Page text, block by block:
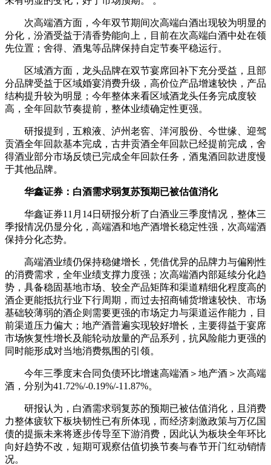
次高端酒方面，今年双节期间次高端白酒出现较为明显的
分化，汾酒受益于清香势能向上，目前在次高端白酒中处在领
先位置；舍得、酒鬼等品牌保持自定节奏平稳运行。
区域酒方面，龙头品牌在双节宴席回补下充分受益，且部
分品牌受益于区域婚宴消费升级，高价位产品增速较快，产品
结构提升较为明显；今年整体来看区域酒龙头任务完成度较
高，全年回款节奏提前，整体业绩确定性更强。
研报提到，五粮液、泸州老窖、洋河股份、今世缘、迎驾
贡酒全年回款基本完成，古井贡酒全年回款已经提前完成，舍
得酒业部分市场反馈已完成全年回款任务，酒鬼酒回款进度慢
于其他品牌。
华鑫证券：白酒需求弱复苏预期已被估值消化
华鑫证券11月14日研报分析了白酒业三季度情况，整体三
季报情况仍显分化，高端酒和地产酒增长稳定性强，次高端酒
保持分化态势。
高端酒业绩仍保持稳健增长，凭借优异的品牌力与偏刚性
的消费需求，全年业绩支撑力度强；次高端酒内部延续分化趋
势，具备稳固基地市场、较全产品矩阵和渠道精细化程度高的
酒企更能抵抗行业下行周期，而过去招商铺货增速较快、市场
基础较薄弱的酒企则需要更强的市场定力与渠道运作能力，目
前渠道压力偏大；地产酒普遍实现较好增长，主要得益于宴席
市场恢复性增长及能轮动放量的产品系列，抗风险能力更强的
同时能形成对当地消费氛围的引领。
今年三季度末合同负债环比增速高端酒＞地产酒＞次高端
酒，分别为41.72%/-0.19%/-11.87%。
研报认为，白酒需求弱复苏的预期已被估值消化，且消费
力整体疲软下板块韧性已有所体现，而经济刺激政策与万亿国
债的提振未来将逐步传导至下游消费，因此认为板块全年环比
向好趋势不改，短期可观察估值切换节奏与春节开门红动销情
况。